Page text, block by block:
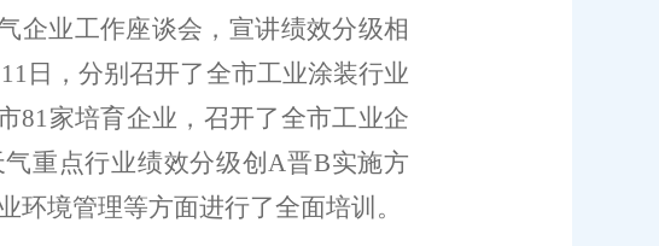
企业工作座谈会，宣讲绩效分级相
11 日，分别召开了全市工业涂装行业
81家培育企业，召开了全市工业企
重点行业绩效分级创A晋B实施方
环境管理等方面进行了全面培训 。